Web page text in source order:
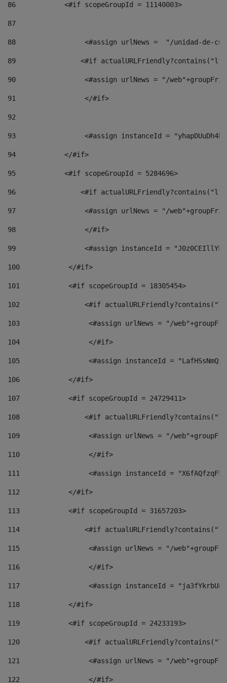
86
            <#if scopeGroupId = 11140003>
87
88
<#assign urlNews =  "/unidad-de-
89
<#if
90
<#assign urlNews = "/
91
                 </#if>
92
93
<#assign instanceId =
94
            </#if>
95
            <#if scopeGroupId = 5284696>
96
<#if
97
<#assign urlNews = "/
98
                 </#if>
99
<#assign instanceId =
100
            </#if>
101
            <#if scopeGroupId = 18305454>
102
<#if
103
<#assign urlNews = "/
104
                 </#if>
105
<#assign instanceId =
106
            </#if>
107
            <#if scopeGroupId = 24729411>
108
<#if
109
<#assign urlNews = "/
110
                 </#if>
111
<#assign instanceId =
112
            </#if>
113
            <#if scopeGroupId = 31657203>
114
<#if
115
<#assign urlNews = "/
116
                 </#if>
117
<#assign instanceId =
118
            </#if>
119
            <#if scopeGroupId = 24233193>
120
<#if
121
<#assign urlNews = "/
122
                 </#if>